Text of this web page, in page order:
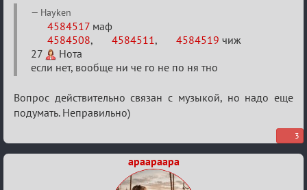
Re:
ВСПОМНИТЬ
ВСЕХ
2
Hayken
4584517 маф
4584508, 4584511, 4584519 чиж
27
Нота
если нет, вообще ни че го не по ня тно
Вопрос действительно связан с музыкой, но надо еще
подумать. Неправильно)
3
apaapaapa